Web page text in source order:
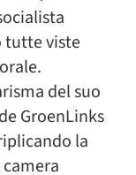
tutte viste
del suo
GroenLinks
la